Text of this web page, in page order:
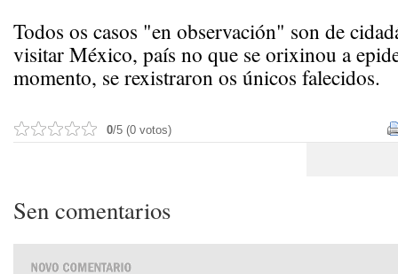
Todos os casos "en observación" son de
visitar México, país no que se orixinou a
momento, se rexistraron os únicos falecidos.
0/5 (0 votos)
Sen comentarios